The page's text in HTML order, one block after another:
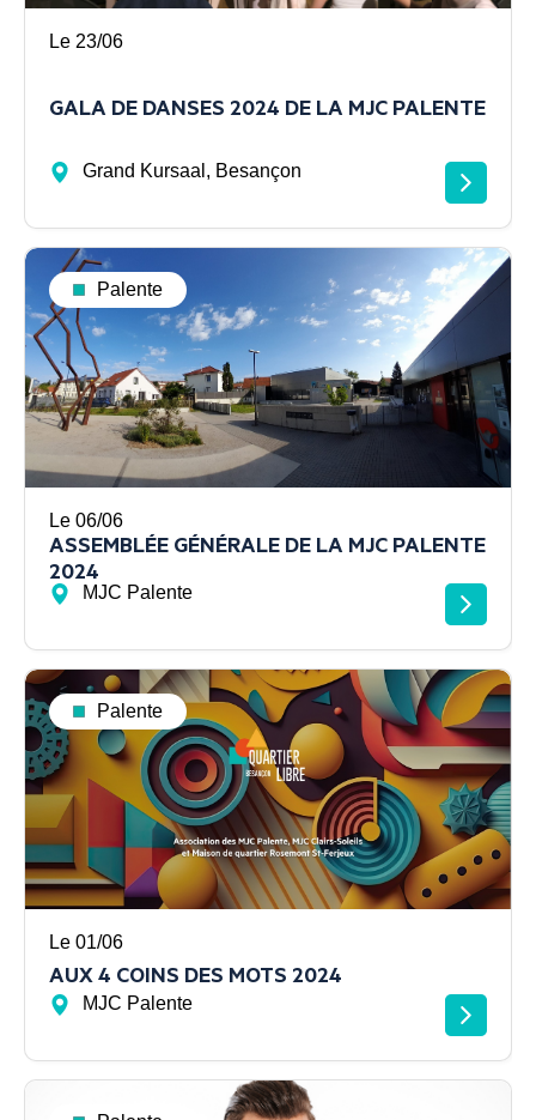
Le 23/06
GALA DE DANSES 2024 DE LA MJC PALENTE
Grand Kursaal, Besançon
Palente
Le 06/06
ASSEMBLÉE GÉNÉRALE DE LA MJC PALENTE
2024
MJC Palente
Palente
Le 01/06
AUX 4 COINS DES MOTS 2024
MJC Palente